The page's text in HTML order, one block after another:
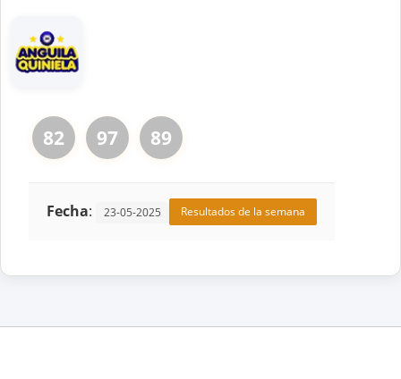
82 97 89
Fecha: 23-05-2025 Resultados de la semana